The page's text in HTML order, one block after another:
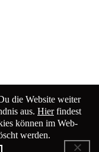
die Website weiter
aus. Hierfindest
können im Web-
werden.